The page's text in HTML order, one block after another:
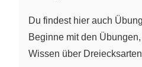
Du findest hier auch
Beginne mit den
Wissen über